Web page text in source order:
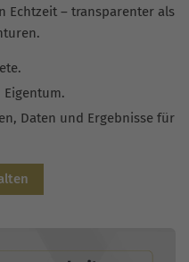
Echtzeit – transparenter als
Daten und Ergebnisse für